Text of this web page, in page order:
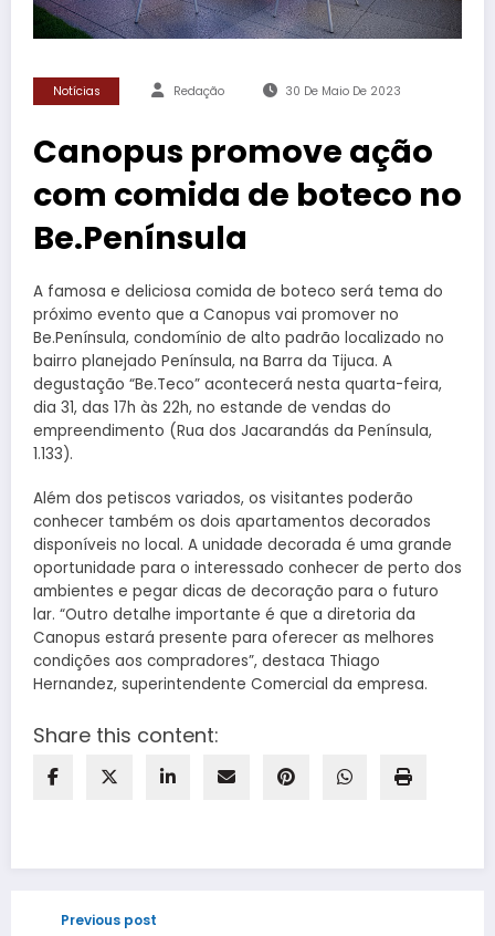
Notícias Redação 30 De Maio De 2023
Canopus promove ação
com comida de boteco no
Be.Península
A famosa e deliciosa comida de boteco será tema do
próximo evento que a Canopus vai promover no
Be.Península, condomínio de alto padrão localizado no
bairro planejado Península, na Barra da Tijuca. A
degustação “Be.Teco” acontecerá nesta quarta-feira,
dia 31, das 17h às 22h, no estande de vendas do
empreendimento (Rua dos Jacarandás da Península,
1.133).
Além dos petiscos variados, os visitantes poderão
conhecer também os dois apartamentos decorados
disponíveis no local. A unidade decorada é uma grande
oportunidade para o interessado conhecer de perto dos
ambientes e pegar dicas de decoração para o futuro
lar. “Outro detalhe importante é que a diretoria da
Canopus estará presente para oferecer as melhores
condições aos compradores”, destaca Thiago
Hernandez, superintendente Comercial da empresa.
Share this content:
Previous post